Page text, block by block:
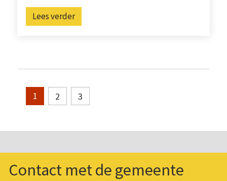
Lees verder
1 2 3
Contact met de gemeente